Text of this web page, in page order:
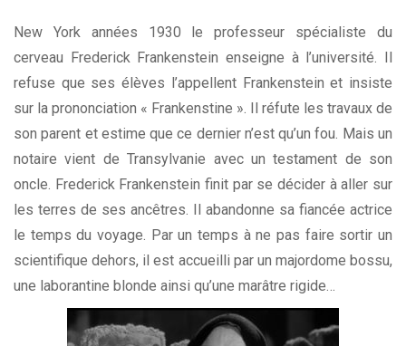
New York années 1930 le professeur spécialiste du
cerveau Frederick Frankenstein enseigne à l’université. Il
refuse que ses élèves l’appellent Frankenstein et insiste
sur la prononciation « Frankenstine ». Il réfute les travaux de
son parent et estime que ce dernier n’est qu’un fou. Mais un
notaire vient de Transylvanie avec un testament de son
oncle. Frederick Frankenstein finit par se décider à aller sur
les terres de ses ancêtres. Il abandonne sa fiancée actrice
le temps du voyage. Par un temps à ne pas faire sortir un
scientifique dehors, il est accueilli par un majordome bossu,
une laborantine blonde ainsi qu’une marâtre rigide…